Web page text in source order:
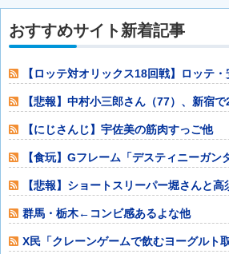
おすすめサイト新着記事
【ロッテ対オリックス18回戦】ロッテ
から第4号同
【悲報】中村小三郎さん（77）、新宿
か ひき逃げ
【にじさんじ】宇佐美の筋肉すっご他
【食玩】Gフレーム「デスティニーガン
他
【悲報】ショートスリーパー堀さんと
信中に大喧嘩他
群馬・栃木←コンビ感あるよな他
X民「クレーンゲームで飲むヨーグルト